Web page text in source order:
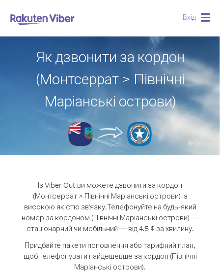
Вхід
Як дзвонити за кордон
(Монтсеррат > Північні
Маріанські острови)
Із Viber Out ви можете дзвонити за кордон
(Монтсеррат > Північні Маріанські острови) із
високою якістю зв'язку.Телефонуйте на будь-який
номер за кордоном (Північні Маріанські острови) —
стаціонарний чи мобільний — від 4.5 ¢ за хвилину.
Придбайте пакети поповнення або тарифний план,
щоб телефонувати найдешевше за кордон (Північні
Маріанські острови).